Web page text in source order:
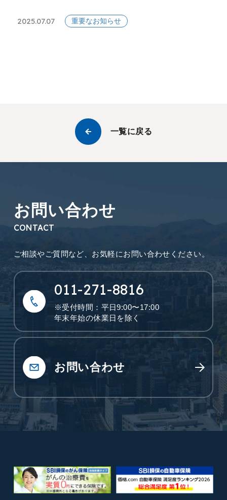
2025.07.07 重要なお知らせ
一覧に戻る
お問い合わせ
CONTACT
ご相談やご質問など、 お気軽にお問い合わせください。
011-271-8816
※受付時間：平日9:00〜17:00
年末年始の休業日を除く
お問い合わせ